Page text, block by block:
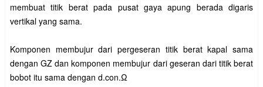
membuat titik berat pada pusat gaya apung berada digaris
vertikal yang sama.
Komponen membujur dari pergeseran titik berat kapal sama
dengan GZ dan komponen membujur dari geseran dari titik berat
bobot itu sama dengan d.con.Ω